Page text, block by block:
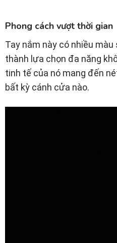
Phong cách vượt thời gian
Tay nắm này có nhiều
thành lựa chọn đa năng
tinh tế của nó mang đến
bất kỳ cánh cửa nào.